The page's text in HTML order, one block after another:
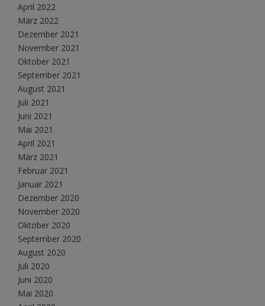
April 2022
März 2022
Dezember 2021
November 2021
Oktober 2021
September 2021
August 2021
Juli 2021
Juni 2021
Mai 2021
April 2021
März 2021
Februar 2021
Januar 2021
Dezember 2020
November 2020
Oktober 2020
September 2020
August 2020
Juli 2020
Juni 2020
Mai 2020